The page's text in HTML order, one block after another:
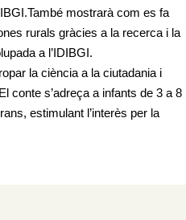
mostrarà com es fa
rurals gràcies a la recerca i la
a l’IDIBGI.
la ciència a la ciutadania i
conte s’adreça a infants de 3 a 8
estimulant l’interès per la